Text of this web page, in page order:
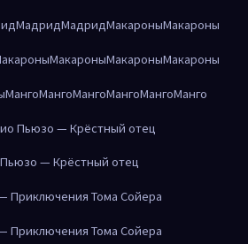
МадридМадридМакароныМакароны
МакароныМакароныМакароны
МангоМангоМангоМангоМангоМанго
Пьюзо — Крёстный отец
— Крёстный отец
Приключения Тома Сойера
Приключения Тома Сойера